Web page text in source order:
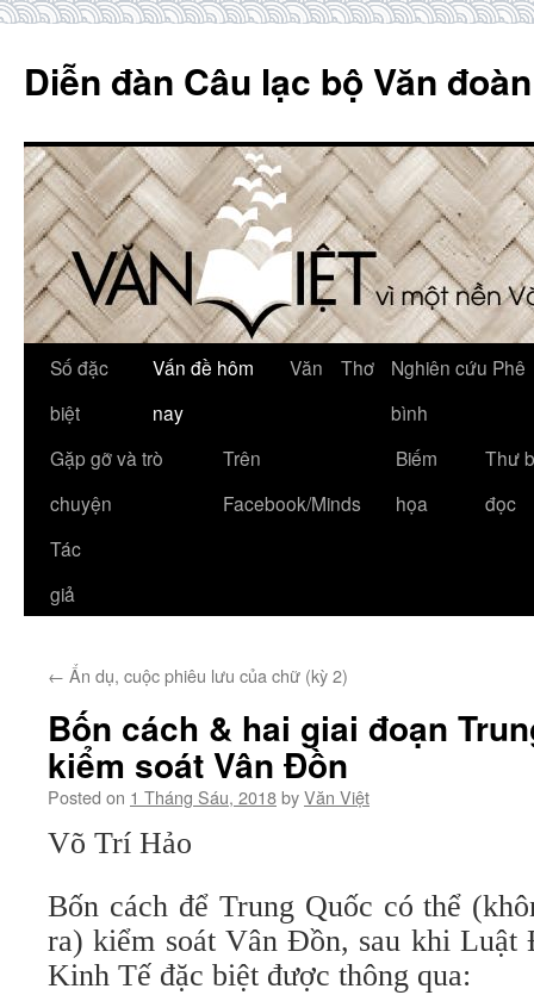
content
Diễn đàn Câu lạc bộ Văn
Số đặc
biệt
Vấn đề hôm
nay
Văn Thơ
Nghiên cứu Phê
bình
Gặp gỡ và trò
chuyện
Trên
Facebook/Minds
Biếm
họa
Thư
đọc
Tác
giả
← Ẩn dụ, cuộc phiêu lưu của chữ (kỳ 2)
Bốn cách & hai giai đoạn
kiểm soát Vân Đồn
Posted on 1 Tháng Sáu, 2018byVăn Việt
Võ Trí Hảo
Bốn cách để Trung Quốc có thể
ra) kiểm soát Vân Đồn, sau khi
Kinh Tế đặc biệt được thông qua: